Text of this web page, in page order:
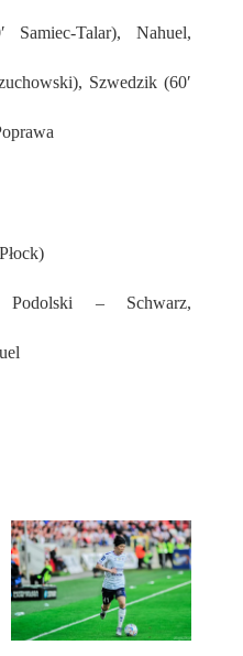
Samiec-Talar), Nahuel,
Szwedzik (60′
Podolski – Schwarz,